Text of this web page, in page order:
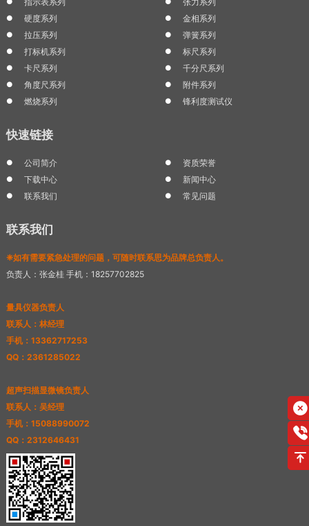
硬度系列
金相系列
拉压系列
弹簧系列
打标机系列
标尺系列
卡尺系列
千分尺系列
角度尺系列
附件系列
燃烧系列
锋利度测试仪
快速链接
公司简介
资质荣誉
下载中心
新闻中心
联系我们
常见问题
联系我们
❈如有需要紧急处理的问题，可随时联系思为品牌总负责人。
负责人：张金桂 手机：18257702825
量具仪器负责人
联系人：林经理
手机：13362717253
QQ：2361285022
超声扫描显微镜负责人
联系人：吴经理
手机：15088990072
QQ：2312646431